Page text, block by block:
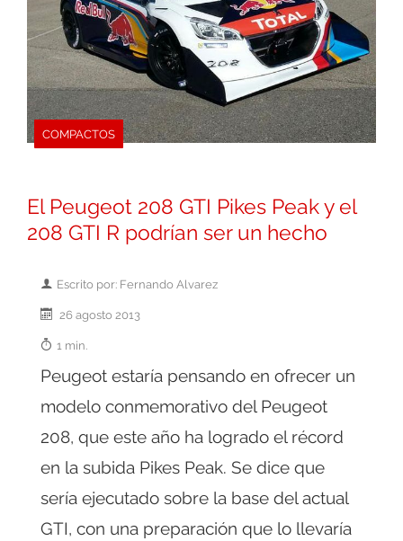
COMPACTOS
El Peugeot 208 GTI Pikes Peak y el
208 GTI R podrían ser un hecho
Escrito por: Fernando Alvarez
26 agosto 2013
1 min.
Peugeot estaría pensando en ofrecer un
modelo conmemorativo del Peugeot
208, que este año ha logrado el récord
en la subida Pikes Peak. Se dice que
sería ejecutado sobre la base del actual
GTI, con una preparación que lo llevaría